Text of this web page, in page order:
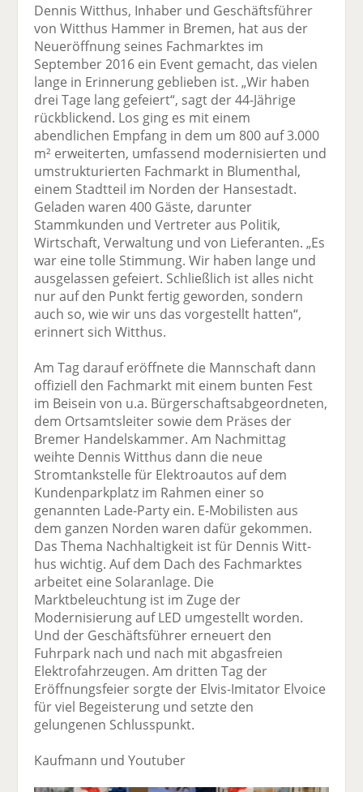
Dennis Witthus, Inhaber und Geschäfts­führer
von Witthus Hammer in Bremen, hat aus der
Neueröffnung seines Fachmarktes im
September 2016 ein Event gemacht, das vielen
lange in Erinnerung geblieben ist. „Wir haben
drei Tage lang gefeiert“, sagt der 44-Jährige
rückblickend. Los ging es mit einem
abendlichen Empfang in dem um 800 auf 3.000
m² erweiterten, umfassend modernisierten und
umstrukturierten Fachmarkt in Blumenthal,
einem Stadtteil im Norden der Hansestadt.
Geladen waren 400 Gäste, darunter
Stammkunden und Vertreter aus Politik,
Wirtschaft, Verwaltung und von Lieferanten. „Es
war eine tolle Stimmung. Wir haben lange und
ausgelassen gefeiert. Schließlich ist alles nicht
nur auf den Punkt fertig geworden, sondern
auch so, wie wir uns das vorgestellt hatten“,
erinnert sich Witthus.
Am Tag darauf eröffnete die Mannschaft dann
offiziell den Fachmarkt mit einem bunten Fest
im Beisein von u.a. Bürgerschafts­abgeordneten,
dem Ortsamtsleiter sowie dem Präses der
Bremer Handelskammer. Am Nachmittag
weihte Dennis Witthus dann die neue
Stromtankstelle für Elektroautos auf dem
Kundenparkplatz im Rahmen einer so
genannten Lade-Party ein. E-Mobilisten aus
dem ganzen Norden waren dafür gekommen.
Das Thema Nachhaltigkeit ist für Dennis Witt­
hus wichtig. Auf dem Dach des Fachmarktes
arbeitet eine Solaranlage. Die
Marktbeleuchtung ist im Zuge der
Modernisierung auf LED umgestellt worden.
Und der Geschäftsführer erneuert den
Fuhrpark nach und nach mit abgasfreien
Elektrofahrzeugen. Am dritten Tag der
Eröffnungsfeier sorgte der Elvis-Imitator Elvoice
für viel Begeisterung und setzte den
gelungenen Schlusspunkt.
Kaufmann und Youtuber